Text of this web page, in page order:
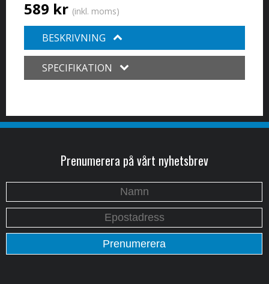
589 kr (inkl. moms)
BESKRIVNING
SPECIFIKATION
Prenumerera på vårt nyhetsbrev